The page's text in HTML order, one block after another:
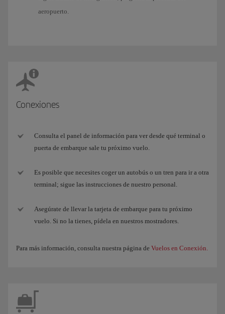
aeropuerto.
Conexiones
Consulta el panel de información para ver desde qué terminal o
puerta de embarque sale tu próximo vuelo.
Es posible que necesites coger un autobús o un tren para ir a otra
terminal; sigue las instrucciones de nuestro personal.
Asegúrate de llevar la tarjeta de embarque para tu próximo
vuelo. Si no la tienes, pídela en nuestros mostradores.
Para más información, consulta nuestra página de Vuelos en Conexión.